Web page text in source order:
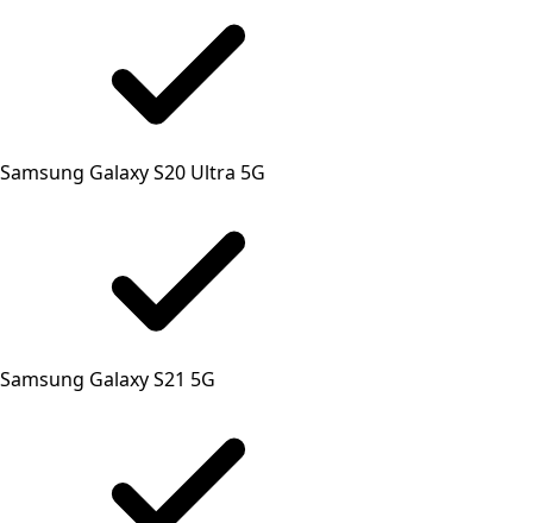
Samsung Galaxy S20 Ultra 5G
Samsung Galaxy S21 5G